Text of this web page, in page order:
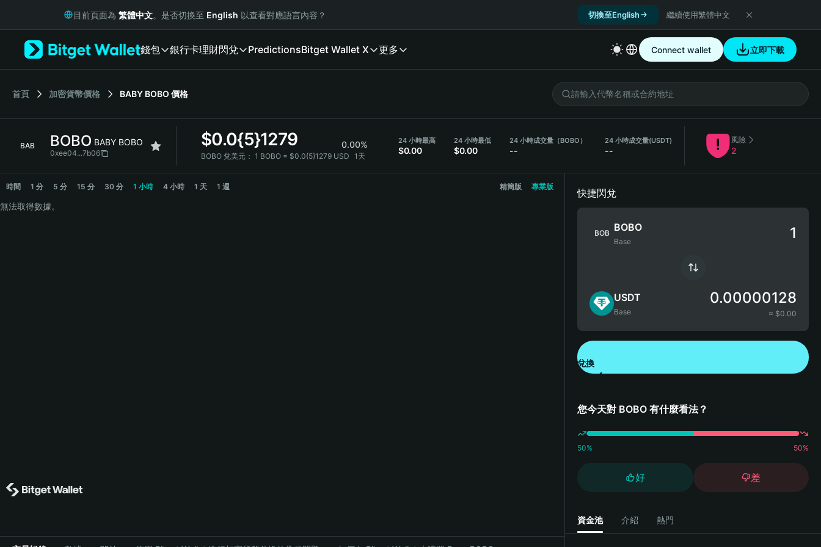
Русский
Italiano
Bahasa Indonesia
हिन्दी
目前頁面為 繁體中文。是否切換至 English 以查看對應語言內容？ 切換至English 繼續使用繁體中文
錢包 銀行卡理財閃兌 PredictionsBitget Wallet X 更多 Connect wallet 立即下載
首頁 加密貨幣價格 BABY BOBO 價格
BAB BOBO BABY BOBO
0xee04...7b06
$0.0{5}1279 0.00%
BOBO 兌美元： 1 BOBO = $0.0{5}1279 USD 1天
24 小時最高
$0.00
24 小時最低
$0.00
24 小時成交量（BOBO）
--
24 小時成交量(USDT)
--
風險
2
BOBO Price Chart
時間 1 分 5 分 15 分 30 分 1 小時 4 小時 1 天 1 週 精簡版 專業版
無法取得數據。
快捷閃兌
BOB BOBO
Base
USDT
Base
0.00000128
≈ $0.00
兌換
您今天對 BOBO 有什麼看法？
50% 50%
好 差
資金池 介紹 熱門